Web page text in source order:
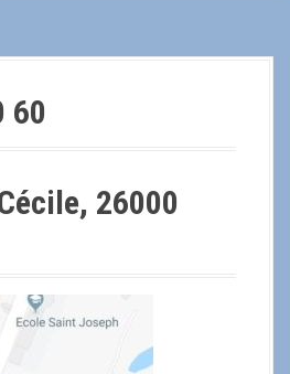
60
26000